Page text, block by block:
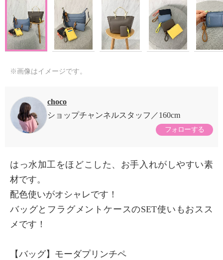
※画像はイメージです。
choco
ショップチャンネルスタッフ
160cm
フォローする
はっ水加工をほどこした、お手入れがしやすい素
材です。
配色使いがオシャレです！
バッグとフラグメントケースのSET使いもおスス
メです！
【バッグ】モーダプリンチペ